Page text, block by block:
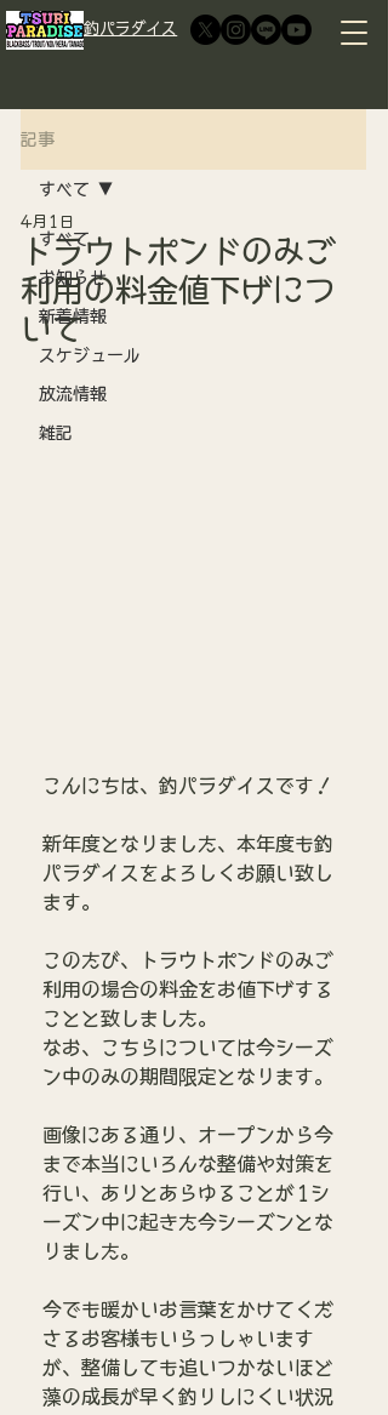
​釣パラダイス
記事
すべて
お知らせ
新着情報
スケジュール
放流情報
雑記
すべて
トラウトポンドのみご
利用の料金値下げにつ
いて
4月1日
こんにちは、釣パラダイスです！
新年度となりました、本年度も釣
パラダイスをよろしくお願い致し
ます。
このたび、トラウトポンドのみご
利用の場合の料金をお値下げする
ことと致しました。
なお、こちらについては今シーズ
ン中のみの期間限定となります。
画像にある通り、オープンから今
まで本当にいろんな整備や対策を
行い、ありとあらゆることが1シ
ーズン中に起きた今シーズンとな
りました。
今でも暖かいお言葉をかけてくだ
さるお客様もいらっしゃいます
が、整備しても追いつかないほど
藻の成長が早く釣りしにくい状況